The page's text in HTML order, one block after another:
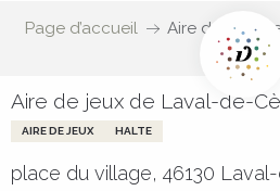
Page d’accueil Aire de jeux
Aire de jeux de Laval-de-
AIRE DE JEUX HALTE
place du village, 46130